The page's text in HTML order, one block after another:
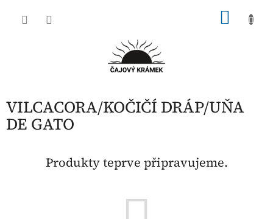
VILCACORA/KOČIČÍ DRÁP/UŇA
DE GATO
Produkty teprve připravujeme.